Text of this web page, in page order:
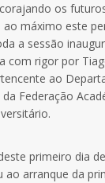
os
ao máximo este
a sessão
com rigor por
ao
Federação
primeiro dia
ao arranque da